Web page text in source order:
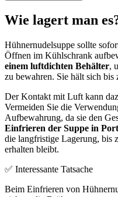
Wie lagert man
Hühnernudelsuppe sollte
Öffnen im Kühlschrank
einem luftdichten Behälter,
zu bewahren. Sie hält sich
Der Kontakt mit Luft kann
Vermeiden Sie die
Aufbewahrung, da sie den
Einfrieren der Suppe in
die langfristige Lagerung, bis
erhalten bleibt.
✅ Interessante Tatsache
Beim Einfrieren von